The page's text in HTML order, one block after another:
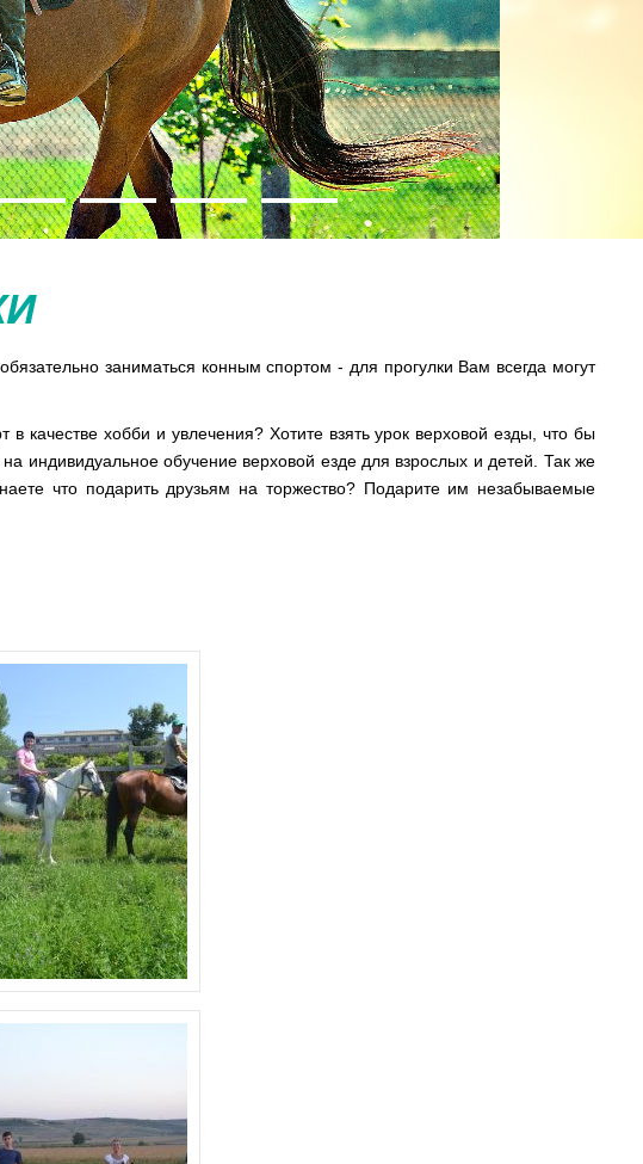
заниматься конным спортом - для прогулки Вам всегда могут
хобби и увлечения? Хотите взять урок верховой езды, что бы
индивидуальное обучение верховой езде для взрослых и детей. Так же
что подарить друзьям на торжество? Подарите им незабываемые